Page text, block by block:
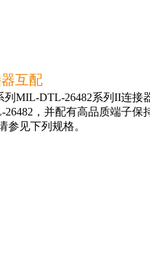
互配
列MIL-DTL-26482系列II连
，并配有高品质端子
参见下列规格。